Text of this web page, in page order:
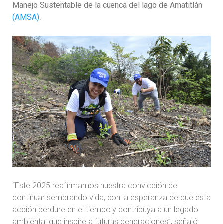
Manejo Sustentable de la cuenca del lago de Amatitlán
(AMSA).
“Este 2025 reafirmamos nuestra convicción de
continuar sembrando vida, con la esperanza de que esta
acción perdure en el tiempo y contribuya a un legado
ambiental que inspire a futuras generaciones”, señaló